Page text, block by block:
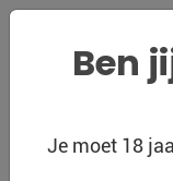
WIJNSHOP
Ben
Je moet 18